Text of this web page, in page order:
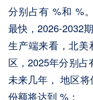
分别占有 %和 %
最快，2026-2032
生产端来看，北
区，2025年分别
未来几年， 地区
份额将达到 %；